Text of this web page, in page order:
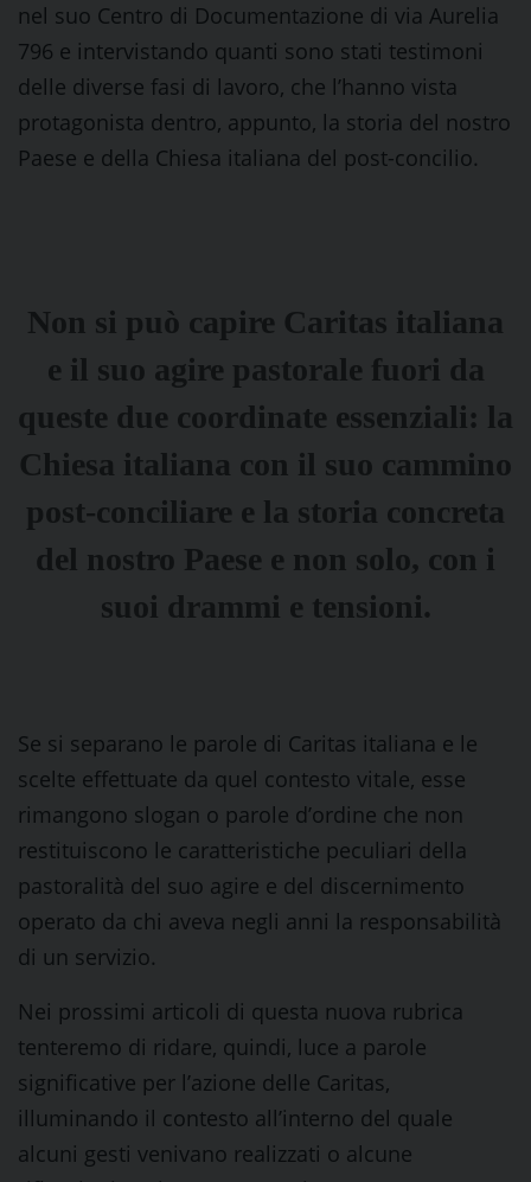
nel suo Centro di Documentazione di via Aurelia
796 e intervistando quanti sono stati testimoni
delle diverse fasi di lavoro, che l’hanno vista
protagonista dentro, appunto, la storia del nostro
Paese e della Chiesa italiana del post-concilio.
Non si può capire Caritas italiana
e il suo agire pastorale fuori da
queste due coordinate essenziali: la
Chiesa italiana con il suo cammino
post-conciliare e la storia concreta
del nostro Paese e non solo, con i
suoi drammi e tensioni.
Se si separano le parole di Caritas italiana e le
scelte effettuate da quel contesto vitale, esse
rimangono slogan o parole d’ordine che non
restituiscono le caratteristiche peculiari della
pastoralità del suo agire e del discernimento
operato da chi aveva negli anni la responsabilità
di un servizio.
Nei prossimi articoli di questa nuova rubrica
tenteremo di ridare, quindi, luce a parole
significative per l’azione delle Caritas,
illuminando il contesto all’interno del quale
alcuni gesti venivano realizzati o alcune